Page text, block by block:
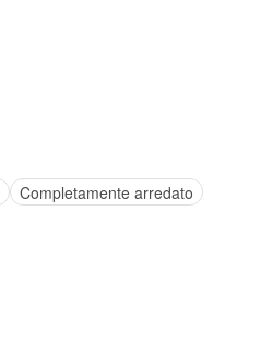
Completamente arredato